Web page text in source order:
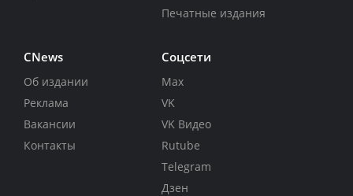
Печатные издания
CNews
Об издании
Реклама
Вакансии
Контакты
Соцсети
Max
VK
VK Видео
Rutube
Telegram
Дзен